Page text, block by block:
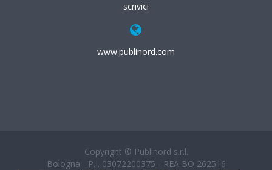
scrivici
www.publinord.com
Copyright © Publinord s.r.l.
Bologna - P.I. 03072200375 - REA BO 262516